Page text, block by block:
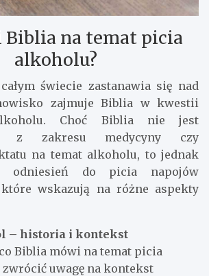
Biblia na temat picia
alkoholu?
świecie zastanawia się nad
zajmuje Biblia w kwestii
Choć Biblia nie jest
z zakresu medycyny czy
na temat alkoholu, to jednak
odniesień do picia napojów
wskazują na różne aspekty
– historia i kontekst
Biblia mówi na temat picia
uwagę na kontekst